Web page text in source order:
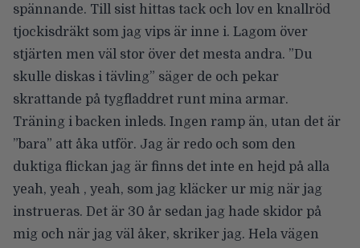
spännande. Till sist hittas tack och lov en knallröd
tjockisdräkt som jag vips är inne i. Lagom över
stjärten men väl stor över det mesta andra. ”Du
skulle diskas i tävling” säger de och pekar
skrattande på tygfladdret runt mina armar.
Träning i backen inleds. Ingen ramp än, utan det är
”bara” att åka utför. Jag är redo och som den
duktiga flickan jag är finns det inte en hejd på alla
yeah, yeah , yeah, som jag kläcker ur mig när jag
instrueras. Det är 30 år sedan jag hade skidor på
mig och när jag väl åker, skriker jag. Hela vägen